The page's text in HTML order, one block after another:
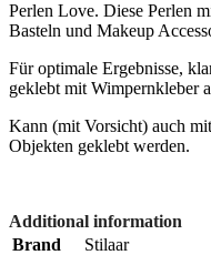
Perlen Love. Diese Perlen
Basteln und Makeup
Für optimale Ergebnisse,
geklebt mit Wimpernkleber
Kann (mit Vorsicht) auch
Objekten geklebt werden.
Additional information
Brand
Stilaar